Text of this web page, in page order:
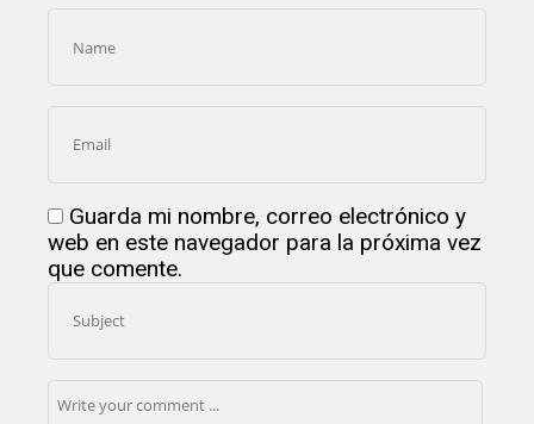
Guarda mi nombre, correo electrónico y
web en este navegador para la próxima vez
que comente.